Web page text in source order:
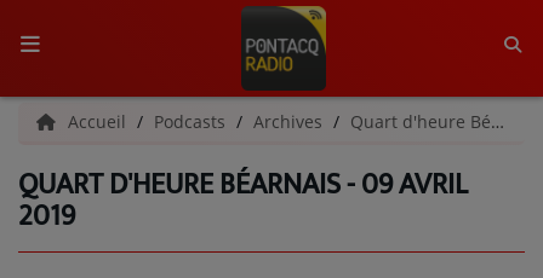
ACCUEIL
RADIO
Accueil Podcasts Archives Quart d'heure Béarnais | Archives
QUART D'HEURE BÉARNAIS - 09 AVRIL
2019